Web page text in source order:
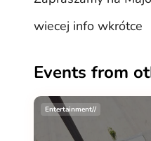
wiecej info wkrótce
Events from
Entertainment//